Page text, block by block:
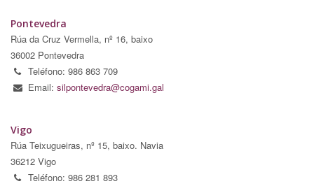
Pontevedra
Rúa da Cruz Vermella, nº 16, baixo
36002 Pontevedra
Teléfono: 986 863 709
Email: silpontevedra@cogami.gal
Vigo
Rúa Teixugueiras, nº 15, baixo. Navia
36212 Vigo
Teléfono: 986 281 893